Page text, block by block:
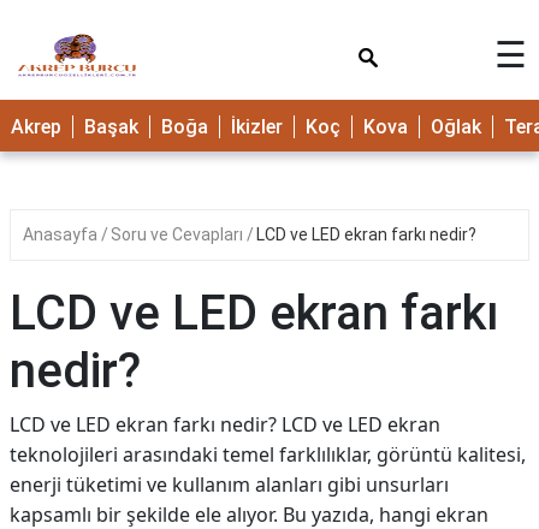
☰
Akrep Başak Boğa İkizler Koç Kova Oğlak
Anasayfa Soru ve Cevapları LCD ve LED ekran farkı nedir?
LCD ve LED ekran farkı
nedir?
LCD ve LED ekran farkı nedir? LCD ve LED ekran
teknolojileri arasındaki temel farklılıklar, görüntü kalitesi,
enerji tüketimi ve kullanım alanları gibi unsurları
kapsamlı bir şekilde ele alıyor. Bu yazıda, hangi ekran